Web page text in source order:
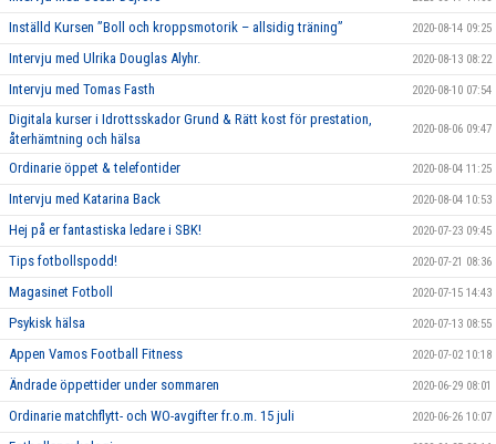
Inställd Kursen ”Boll och kroppsmotorik – allsidig träning” 2020-08-14 09:25
Intervju med Ulrika Douglas Alyhr. 2020-08-13 08:22
Intervju med Tomas Fasth 2020-08-10 07:54
Digitala kurser i Idrottsskador Grund & Rätt kost för prestation,
återhämtning och hälsa
2020-08-06 09:47
Ordinarie öppet & telefontider 2020-08-04 11:25
Intervju med Katarina Back 2020-08-04 10:53
Hej på er fantastiska ledare i SBK! 2020-07-23 09:45
Tips fotbollspodd! 2020-07-21 08:36
Magasinet Fotboll 2020-07-15 14:43
Psykisk hälsa 2020-07-13 08:55
Appen Vamos Football Fitness 2020-07-02 10:18
Ändrade öppettider under sommaren 2020-06-29 08:01
Ordinarie matchflytt- och WO-avgifter fr.o.m. 15 juli 2020-06-26 10:07